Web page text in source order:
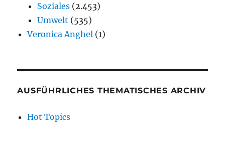
Soziales (2.453)
Umwelt (535)
Veronica Anghel (1)
AUSFÜHRLICHES THEMATISCHES ARCHIV
Hot Topics